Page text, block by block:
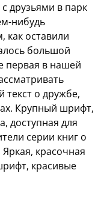
друзьями в парк
нибудь
как оставили
большой
первая в нашей
текст о дружбе,
Крупный шрифт,
доступная для
серии книг о
красочная
красивые